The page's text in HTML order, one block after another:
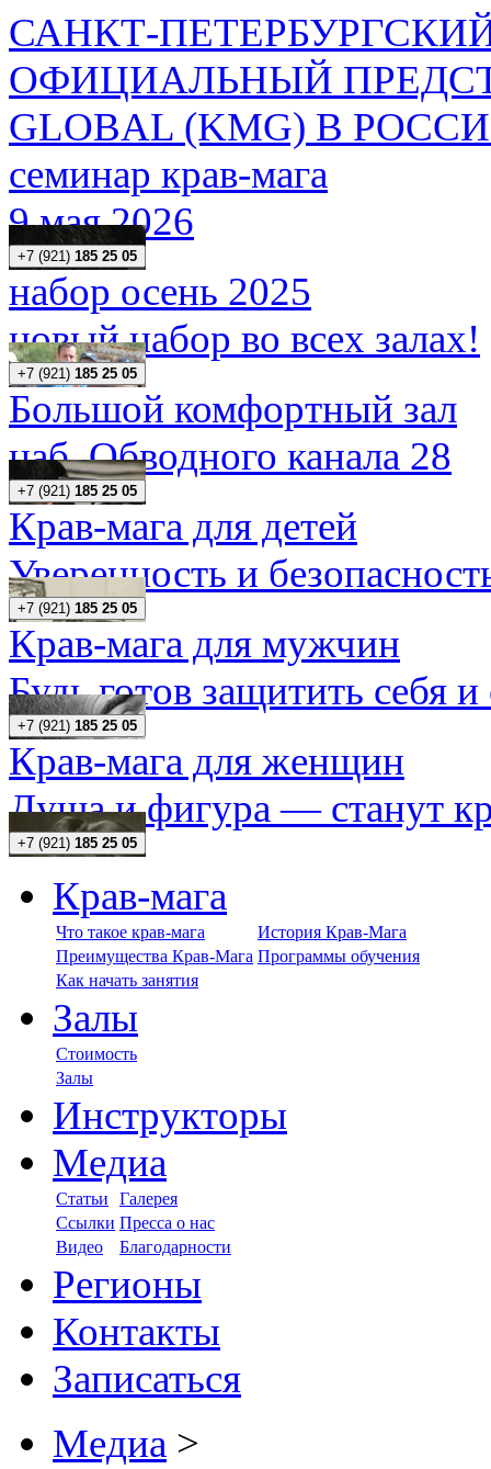
САНКТ-
ОФИЦИАЛЬНЫЙ
GLOBAL (KMG) В
семинар крав-мага
9 мая 2026
+7 (921) 185 25 05
набор осень 2025
новый набор во всех залах!
+7 (921) 185 25 05
Большой комфортный зал
наб. Обводного канала 28
+7 (921) 185 25 05
Крав-мага для детей
Уверенность и
+7 (921) 185 25 05
Крав-мага для мужчин
Будь готов защитить себя
+7 (921) 185 25 05
Крав-мага для женщин
Душа и фигура — станут
+7 (921) 185 25 05
Крав-мага
Что такое крав-мага
История Крав-Мага
Преимущества Крав-Мага Программы обучения
Как начать занятия
Залы
Стоимость
Залы
Инструкторы
Медиа
Статьи
Галерея
Ссылки Пресса о нас
Видео
Благодарности
Регионы
Контакты
Записаться
Медиа >